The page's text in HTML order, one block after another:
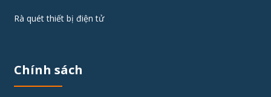
Rà quét thiết bị điện tử
Chính sách